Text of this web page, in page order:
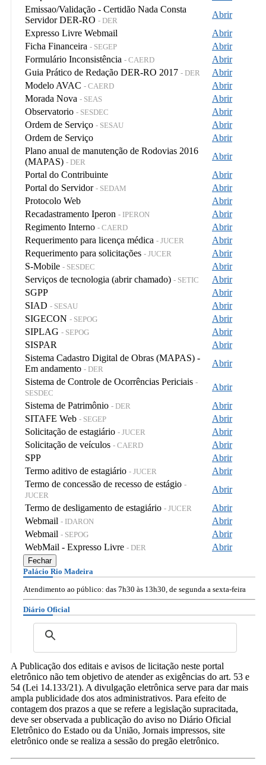
Emissao/Validação - Certidão Nada Consta
Servidor DER-RO - DER
Abrir
Expresso Livre Webmail
Abrir
Ficha Financeira - SEGEP
Abrir
Formulário Inconsistência - CAERD
Abrir
Guia Prático de Redação DER-RO 2017 - DER
Abrir
Modelo AVAC - CAERD
Abrir
Morada Nova - SEAS
Abrir
Observatorio - SESDEC
Abrir
Ordem de Serviço - SESAU
Abrir
Ordem de Serviço
Abrir
Plano anual de manutenção de Rodovias 2016
(MAPAS) - DER
Abrir
Portal do Contribuinte
Abrir
Portal do Servidor - SEDAM
Abrir
Protocolo Web
Abrir
Recadastramento Iperon - IPERON
Abrir
Regimento Interno - CAERD
Abrir
Requerimento para licença médica - JUCER
Abrir
Requerimento para solicitações - JUCER
Abrir
S-Mobile - SESDEC
Abrir
Serviços de tecnologia (abrir chamado) - SETIC
Abrir
SGPP
Abrir
SIAD - SESAU
Abrir
SIGECON - SEPOG
Abrir
SIPLAG - SEPOG
Abrir
SISPAR
Abrir
Sistema Cadastro Digital de Obras (MAPAS) -
Em andamento - DER
Abrir
Sistema de Controle de Ocorrências Periciais -
SESDEC
Abrir
Sistema de Patrimônio - DER
Abrir
SITAFE Web - SEGEP
Abrir
Solicitação de estagiário - JUCER
Abrir
Solicitação de veículos - CAERD
Abrir
SPP
Abrir
Termo aditivo de estagiário - JUCER
Abrir
Termo de concessão de recesso de estágio -
JUCER
Abrir
Termo de desligamento de estagiário - JUCER
Abrir
Webmail - IDARON
Abrir
Webmail - SEPOG
Abrir
WebMail - Expresso Livre - DER Abrir
Fechar
Palácio Rio Madeira
Atendimento ao público: das 7h30 às 13h30, de segunda a sexta-feira
Diário Oficial
A Publicação dos editais e avisos de licitação neste portal
eletrônico não tem objetivo de atender as exigências do art. 53 e
54 (Lei 14.133/21). A divulgação eletrônica serve para dar mais
ampla publicidade dos atos administrativos. Para efeito de
contagem dos prazos a que se refere a legislação supracitada,
deve ser observada a publicação do aviso no Diário Oficial
Eletrônico do Estado ou da União, Jornais impressos, site
eletrônico onde se realiza a sessão do pregão eletrônico.